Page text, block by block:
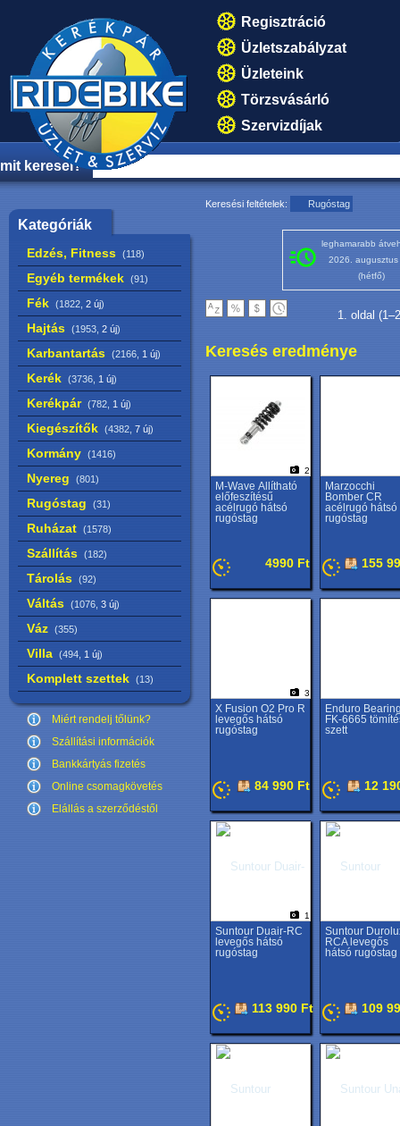
Regisztráció
Üzletszabályzat
Üzleteink
Törzsvásárló
Szervizdíjak
mit keresel?
Kategóriák
Edzés, Fitness (118)
Egyéb termékek (91)
Fék (1822, 2 új)
Hajtás (1953, 2 új)
Karbantartás (2166, 1 új)
Kerék (3736, 1 új)
Kerékpár (782, 1 új)
Kiegészítők (4382, 7 új)
Kormány (1416)
Nyereg (801)
Rugóstag (31)
Ruházat (1578)
Szállítás (182)
Tárolás (92)
Váltás (1076, 3 új)
Váz (355)
Villa (494, 1 új)
Komplett szettek (13)
Miért rendelj tőlünk?
Szállítási információk
Bankkártyás fizetés
Online csomagkövetés
Elállás a szerződéstől
Keresési feltételek: Rugóstag
leghamarabb
2026. augusztus
(hétfő)
1. oldal
Keresés eredménye
2
M-Wave Állítható
előfeszítésű
acélrugó hátsó
rugóstag
4990 Ft
Marzocchi
Bomber CR
acélrugó hátsó
rugóstag
155
3
X Fusion O2 Pro R
levegős hátsó
rugóstag
84 990 Ft
Enduro
FK-6665
szett
12
1
Suntour Duair-RC
levegős hátsó
rugóstag
113 990 Ft
Suntour
RCA levegős
hátsó rugóstag
109